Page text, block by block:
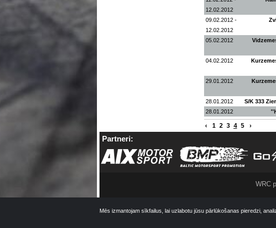
12.02.2012
09.02.2012 -
12.02.2012
05.02.2012
04.02.2012
29.01.2012
28.01.2012 S/K 333
28.01.2012
‹ 1 2 3 4 5 ›
Partneri:
WRC
Mēs izmantojam sīkfailus, lai uzlabotu jūsu pārlūkošanas pieredzi,